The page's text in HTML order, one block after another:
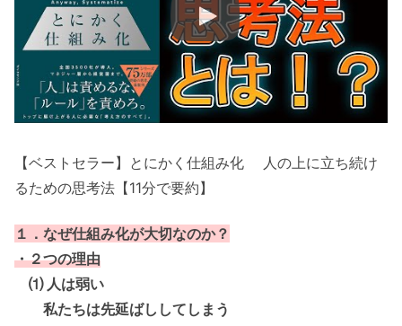
【ベストセラー】とにかく仕組み化 人の上に立ち続け
るための思考法【11分で要約】
１．なぜ仕組み化が大切なのか？
・２つの理由
⑴ 人は弱い
私たちは先延ばししてしまう